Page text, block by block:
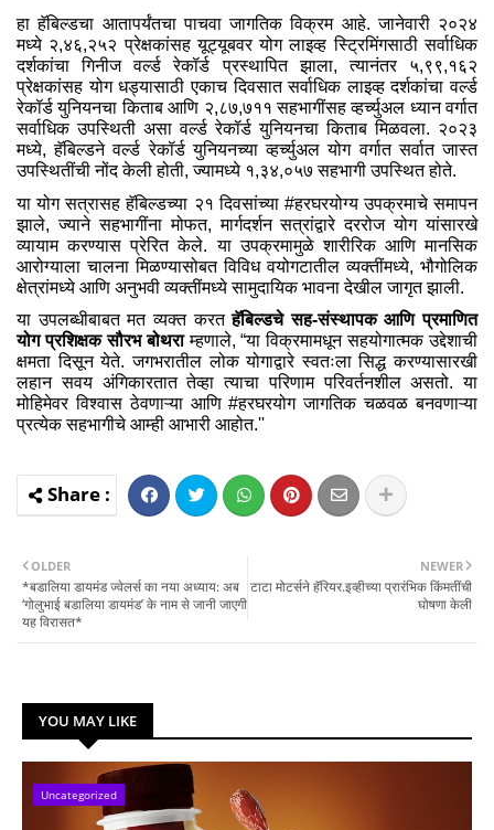
हा हॅबिल्डचा आतापर्यंतचा पाचवा जागतिक विक्रम आहे. जानेवारी २०२४
मध्ये २,४६,२५२ प्रेक्षकांसह यूट्यूबवर योग लाइव्ह स्ट्रिमिंगसाठी सर्वाधिक
दर्शकांचा गिनीज वर्ल्ड रेकॉर्ड प्रस्थापित झाला, त्यानंतर ५,९९,१६२
प्रेक्षकांसह योग धड्यासाठी एकाच दिवसात सर्वाधिक लाइव्ह दर्शकांचा वर्ल्ड
रेकॉर्ड युनियनचा किताब आणि २,८७,७११ सहभागींसह व्हर्च्युअल ध्यान वर्गात
सर्वाधिक उपस्थिती असा वर्ल्ड रेकॉर्ड युनियनचा किताब मिळवला. २०२३
मध्ये, हॅबिल्डने वर्ल्ड रेकॉर्ड युनियनच्या व्हर्च्युअल योग वर्गात सर्वात जास्त
उपस्थितींची नोंद केली होती, ज्यामध्ये १,३४,०५७ सहभागी उपस्थित होते.
या योग सत्रासह हॅबिल्डच्या २१ दिवसांच्या #हरघरयोग्य उपक्रमाचे समापन
झाले, ज्‍याने सहभागींना मोफत, मार्गदर्शन सत्रांद्वारे दररोज योग यांसारखे
व्‍यायाम करण्‍यास प्रेरित केले. या उपक्रमामुळे शारीरिक आणि मानसिक
आरोग्याला चालना मिळण्‍यासोबत विविध वयोगटातील व्‍यक्‍तींमध्‍ये, भौगोलिक
क्षेत्रांमध्‍ये आणि अनुभवी व्‍यक्‍तींमध्‍ये सामुदायिक भावना देखील जागृत झाली.
या उपलब्‍धीबाबत मत व्‍यक्‍त करतहॅबिल्‍डचे सह-संस्‍थापक आणि प्रमाणित
योग प्रशिक्षक सौरभ बोथराम्‍हणाले, “या विक्रमामधून सहयोगात्‍मक उद्देशाची
क्षमता दिसून येते. जगभरातील लोक योगाद्वारे स्वतःला सिद्ध करण्यासारखी
लहान सवय अंगिकारतात तेव्हा त्याचा परिणाम परिवर्तनशील असतो. या
मोहिमेवर विश्‍वास ठेवणाऱ्या आणि #हरघरयोग जागतिक चळवळ बनवणाऱ्या
प्रत्येक सहभागीचे आम्ही आभारी आहोत.''
NEWER
टाटा मोटर्सने हॅरियर.इव्हीच्या प्रारंभिक किंमतींची
घोषणा केली
OLDER
*बडालिया डायमंड ज्वेलर्स का नया अध्याय: अब
‘गोलुभाई बडालिया डायमंड’ के नाम से जानी जाएगी
यह विरासत*
YOU MAY LIKE
Uncategorized